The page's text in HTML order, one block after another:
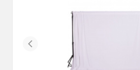
Previous